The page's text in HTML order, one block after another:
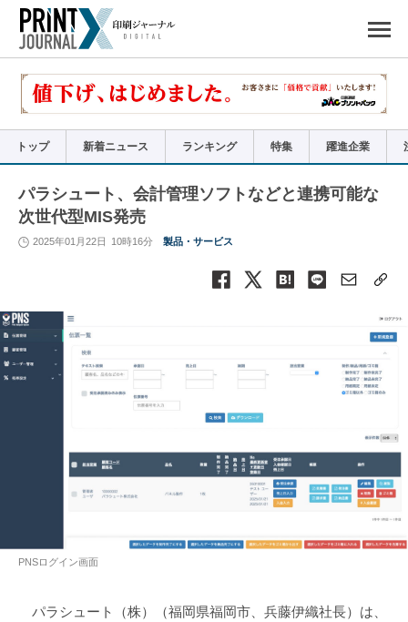
で
リ
トップ 新着ニュース ランキング 特集 躍進企業
パラシュート、会計管理ソフトなどと連携可能な
次世代型MIS発売
2025年01月22日 10時16分 製品・サービス
PNSログイン画面
パラシュート（株）（福岡県福岡市、兵藤伊織社長）は、